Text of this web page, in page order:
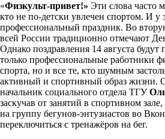
«Физкульт-привет!» Эти слова часто
кто не по-детски увлечен спортом. И у
профессиональный праздник. Во
всей России традиционно отмечают
Однако поздравления 14 августа
только профессиональные работники
спорта, но и все те, кто шумным
активный и спортивный образ жизни.
начальник социального отдела ТГУ
заскучав от занятий в спортивном
на группу бегунов-энтузиастов во
переключиться с тренажёров на бег.